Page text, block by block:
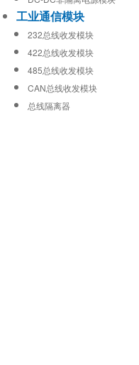
工业通信模块
232总线收发模块
422总线收发模块
485总线收发模块
CAN总线收发模块
总线隔离器